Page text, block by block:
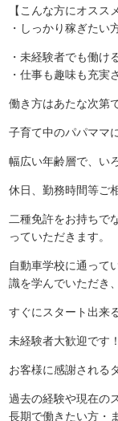
【こんな方にオスス
・しっかり稼ぎたい
・未経験者でも働け
・仕事も趣味も充実
働き方はあたな次第
子育て中のパパママ
幅広い年齢層で、い
休日、勤務時間等ご
二種免許をお持ちで
っていただきます。
自動車学校に通って
識を学んでいただき、
すぐにスタート出来
未経験者大歓迎です！
お客様に感謝される
過去の経験や現在の
長期で働きたい方・